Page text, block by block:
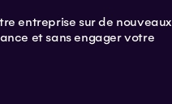
entreprise sur de nouveaux
et sans engager votre